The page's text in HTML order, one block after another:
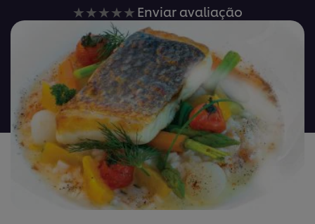
Nenhuma
avaliação
enviada
para
este
recipe
Enviar avaliação